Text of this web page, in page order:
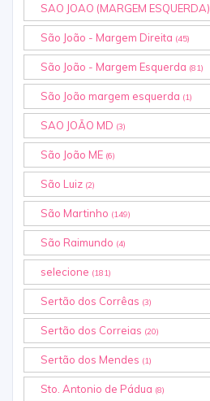
SAO JOAO (MARGEM ESQUERDA)
São João - Margem Direita (45)
São João - Margem Esquerda (81)
São João margem esquerda (1)
SAO JOÃO MD (3)
São João ME (6)
São Luiz (2)
São Martinho (149)
São Raimundo (4)
selecione (181)
Sertão dos Corrêas (3)
Sertão dos Correias (20)
Sertão dos Mendes (1)
Sto. Antonio de Pádua (8)